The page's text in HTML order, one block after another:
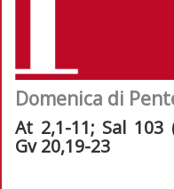
Domenica di
At 2,1-11; Sal 103
Gv 20,19-23